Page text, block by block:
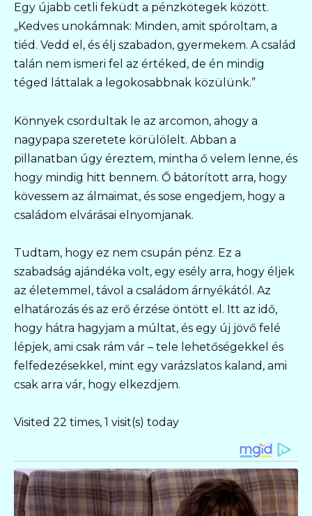
Egy újabb cetli feküdt a pénzkötegek között.
„Kedves unokámnak: Minden, amit spóroltam, a
tiéd. Vedd el, és élj szabadon, gyermekem. A család
talán nem ismeri fel az értéked, de én mindig
téged láttalak a legokosabbnak közülünk.”
Könnyek csordultak le az arcomon, ahogy a
nagypapa szeretete körülölelt. Abban a
pillanatban úgy éreztem, mintha ő velem lenne, és
hogy mindig hitt bennem. Ő bátorított arra, hogy
kövessem az álmaimat, és sose engedjem, hogy a
családom elvárásai elnyomjanak.
Tudtam, hogy ez nem csupán pénz. Ez a
szabadság ajándéka volt, egy esély arra, hogy éljek
az életemmel, távol a családom árnyékától. Az
elhatározás és az erő érzése öntött el. Itt az idő,
hogy hátra hagyjam a múltat, és egy új jövő felé
lépjek, ami csak rám vár – tele lehetőségekkel és
felfedezésekkel, mint egy varázslatos kaland, ami
csak arra vár, hogy elkezdjem.
Visited 22 times, 1 visit(s) today